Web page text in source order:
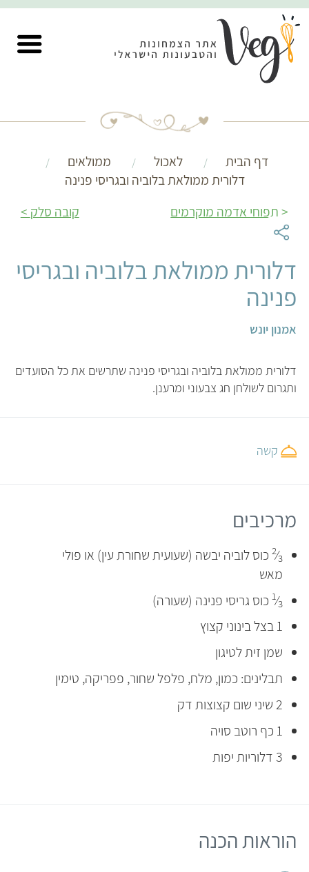
דף הבית לאכול
ממולאים
דלורית ממולאת בלוביה ובגריסי פנינה
תפוחי אדמה מוקרמים
קובה סלק
דלורית ממולאת בלוביה ובגריסי
פנינה
אמנון יונש
דלורית ממולאת בלוביה ובגריסי פנינה שתרשים את כל הסועדים
ותגרום לשולחן חג צבעוני ומרענן.
קשה
מרכיבים
2⁄3 כוס לוביה יבשה (שעועית שחורת עין) או פולי
מאש
1⁄3 כוס גריסי פנינה (שעורה)
1 בצל בינוני קצוץ
שמן זית לטיגון
תבלינים: כמון, מלח, פלפל שחור, פפריקה, טימין
2 שיני שום קצוצות דק
1 כף רוטב סויה
3 דלוריות יפות
הוראות הכנה